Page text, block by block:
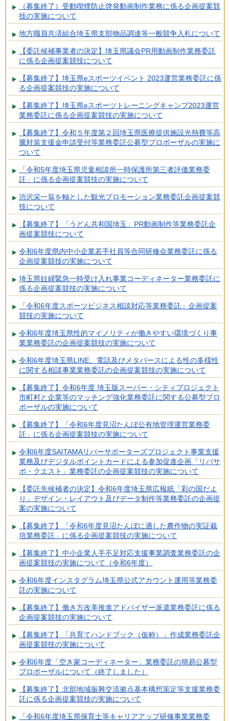
（募集終了）受動喫煙防止啓発動画制作業務に係る企画提案競
技の実施について
地方職員共済組合埼玉県支部物品調達等一般競争入札について
【委託候補事業者の決定】埼玉県議会PR用動画制作業務委託
に係る企画提案競技について
【募集終了】埼玉県eスポーツイベント 2023運営業務委託に係
る企画提案競技の実施について
【募集終了】埼玉県eスポーツトレーニングキャンプ2023運営
業務委託に係る企画提案競技の実施について
【募集終了】令和５年度第２回埼玉県医療提供施設光熱費等高
騰対策支援金申請受付等業務委託公募型プロポーザルの実施に
ついて
「令和5年度埼玉県児童相談所一時保護所第三者評価業務委
託」に係る企画提案競技の実施について
渋沢栄一翁を軸とした観光プロモーション業務委託企画提案競
技について
【募集終了】「うどん共和国埼玉」PR動画制作等業務委託企
画提案競技について
令和6年度県内中小企業若手社員等合同研修会業務委託に係る
企画提案競技の実施について
埼玉県妊婦緊急一時受け入れ事業コーディネーター業務委託に
係る企画提案競技の実施について
「令和6年度スポーツビジネス相談対応等業務委託」企画提案
競技の実施について
令和6年度埼玉県性的マイノリティが働きやすい環境づくり事
業業務委託の企画提案競技の実施について
令和6年度埼玉県LINE、電話及びメタバースによる性の多様性
に関する相談事業業務委託の企画提案競技の実施について
【募集終了】令和6年度 埼玉版スーパー・シティプロジェクト
市町村と企業等のマッチング強化業務委託に関する公募型プロ
ポーザルの実施について
【募集終了】「令和6年度見沼たんぼ公有地管理運営業務委
託」に係る企画提案競技の実施について
令和6年度SAITAMAリバーサポーターズプロジェクト事業支援
業務及びデジタルポイントカードによる参加促進企画「リバサ
ポ・クエスト」業務委託の企画提案競技の実施について
【委託先候補者の決定】令和6年度埼玉県広報紙「彩の国だよ
り」デザイン・レイアウト及びデータ制作等業務委託の企画提
案の実施について
【募集終了】「令和6年度見沼たんぼに適した農作物の実証栽
培業務委託」に係る企画提案競技の実施について
【募集終了】中小企業人手不足対応支援事業調査業務委託の企
画提案競技の実施について（令和6年度）
令和6年度インスタグラム埼玉県公式アカウント運用等業務委
託の実施について
【募集終了】働き方改革推進アドバイザー派遣業務委託に係る
企画提案競技の実施について
【募集終了】「共育てハンドブック（仮称）」作成業務委託企
画提案競技の実施について
令和6年度「空き家コーディネーター」業務委託の簡易公募型
プロポーザルについて（終了しました）
【募集終了】北部地域振興交流拠点基本構想策定等支援業務委
託に係る企画提案競技の実施について
「令和6年度埼玉県保育士等キャリアアップ研修事業業務委